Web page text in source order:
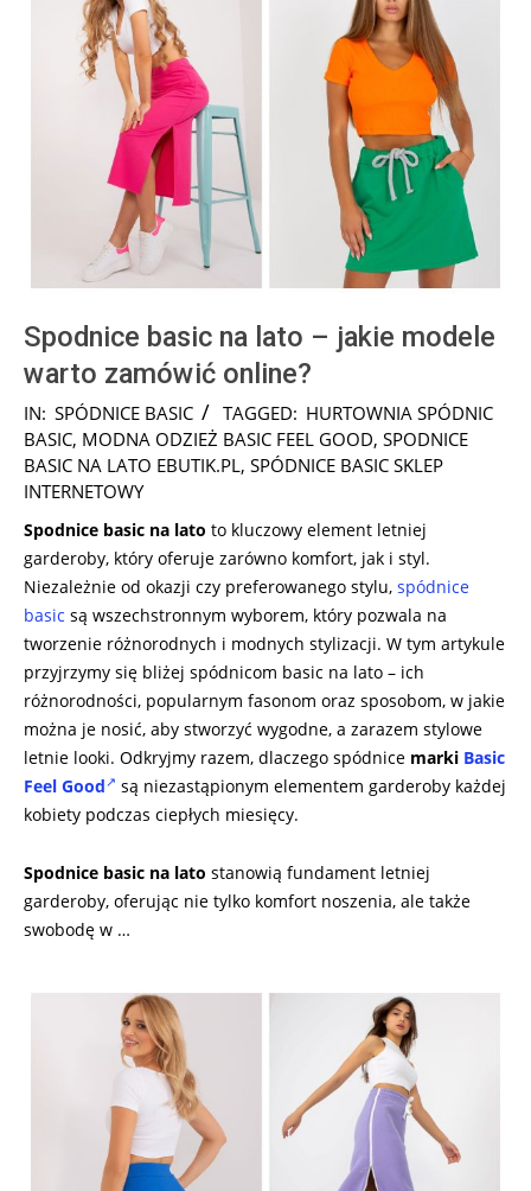
Spodnice basic na lato – jakie modele
warto zamówić online?
2025-
10-
27
IN: SPÓDNICE BASIC TAGGED: HURTOWNIA SPÓDNIC
BASIC, MODNA ODZIEŻ BASIC FEEL GOOD, SPODNICE
BASIC NA LATO EBUTIK.PL, SPÓDNICE BASIC SKLEP
INTERNETOWY
Spodnice basic na lato to kluczowy element letniej
garderoby, który oferuje zarówno komfort, jak i styl.
Niezależnie od okazji czy preferowanego stylu, spódnice
basic są wszechstronnym wyborem, który pozwala na
tworzenie różnorodnych i modnych stylizacji. W tym artykule
przyjrzymy się bliżej spódnicom basic na lato – ich
różnorodności, popularnym fasonom oraz sposobom, w jakie
można je nosić, aby stworzyć wygodne, a zarazem stylowe
letnie looki. Odkryjmy razem, dlaczego spódnice marki Basic
Feel Good
są niezastąpionym elementem garderoby każdej
kobiety podczas ciepłych miesięcy.
Spodnice basic na lato stanowią fundament letniej
garderoby, oferując nie tylko komfort noszenia, ale także
swobodę w …